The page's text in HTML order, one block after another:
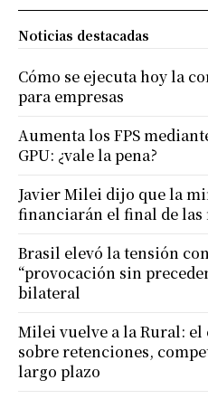
Noticias destacadas
Cómo se ejecuta hoy la
para empresas
Aumenta los FPS
GPU: ¿vale la pena?
Javier Milei dijo que la
financiarán el final de las
Brasil elevó la tensión
“provocación sin
bilateral
Milei vuelve a la Rural: el
sobre retenciones,
largo plazo